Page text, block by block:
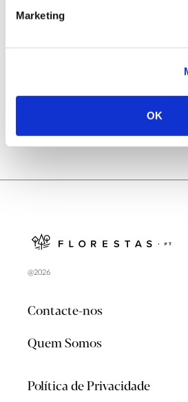
Marketing
OK
25.06.2026
Natureza e florestas procuram
@2026
Contacte-nos
Quem Somos
Política de Privacidade